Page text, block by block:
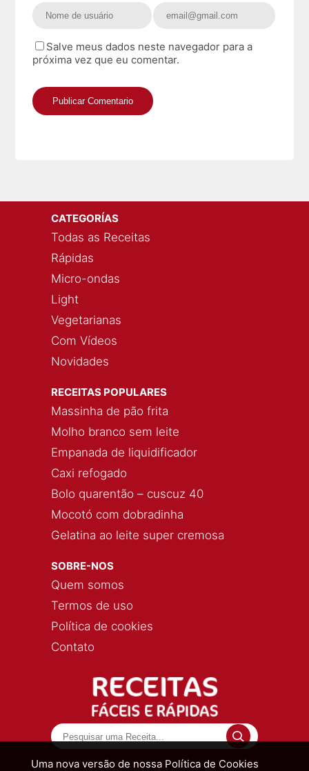
Salve meus dados neste navegador para a
próxima vez que eu comentar.
Uma nova versão de nossa Política de Cookies
CATEGORÍAS
Todas as Receitas
Rápidas
Micro-ondas
Light
Vegetarianas
Com Vídeos
Novidades
RECEITAS POPULARES
Massinha de pão frita
Molho branco sem leite
Empanada de liquidificador
Caxi refogado
Bolo quarentão – cuscuz 40
Mocotó com dobradinha
Gelatina ao leite super cremosa
SOBRE-NOS
Quem somos
Termos de uso
Política de cookies
Contato